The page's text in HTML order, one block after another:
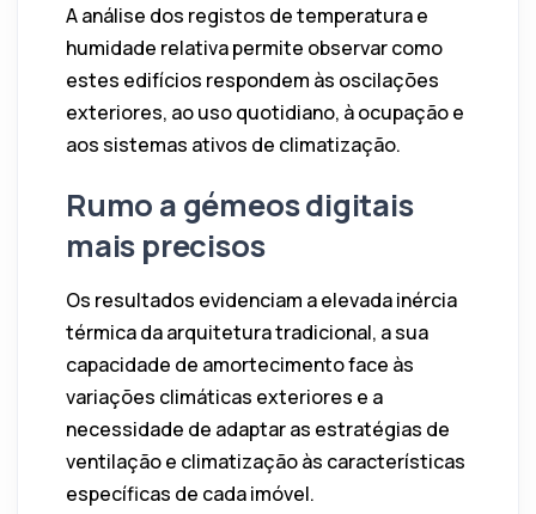
A análise dos registos de temperatura e
humidade relativa permite observar como
estes edifícios respondem às oscilações
exteriores, ao uso quotidiano, à ocupação e
aos sistemas ativos de climatização.
Rumo a gémeos digitais
mais precisos
Os resultados evidenciam a elevada inércia
térmica da arquitetura tradicional, a sua
capacidade de amortecimento face às
variações climáticas exteriores e a
necessidade de adaptar as estratégias de
ventilação e climatização às características
específicas de cada imóvel.